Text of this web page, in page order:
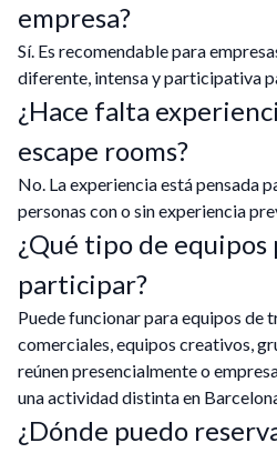
empresa?
Sí. Es recomendable para
diferente, intensa y participativa
¿Hace falta
escape rooms?
No. La experiencia está pensada
personas con o sin experiencia
¿Qué tipo de equipos
participar?
Puede funcionar para equipos de
comerciales, equipos creativos,
reúnen presencialmente o
una actividad distinta en
¿Dónde puedo